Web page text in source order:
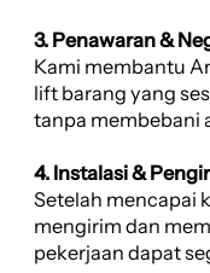
3. Penawaran &
Kami membantu
lift barang yang
tanpa membebani
4. Instalasi &
Setelah mencapai
mengirim dan
pekerjaan dapat